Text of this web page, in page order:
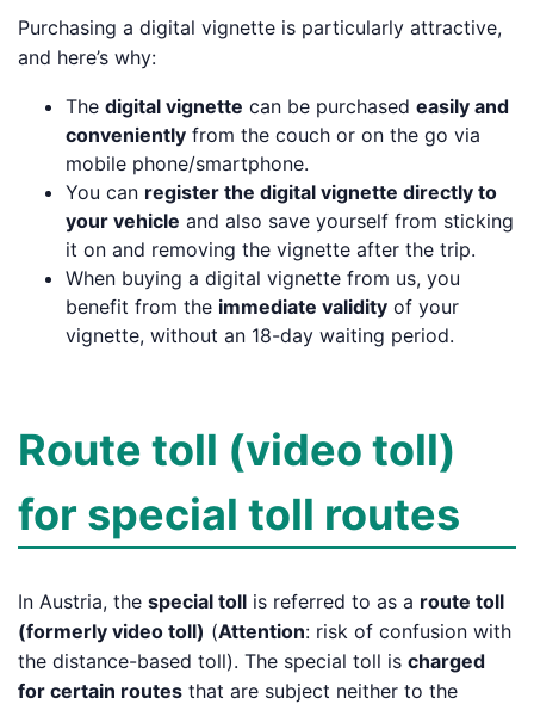
Purchasing a digital vignette is particularly attractive,
and here’s why:
The digital vignette can be purchased easily and
conveniently from the couch or on the go via
mobile phone/smartphone.
You can register the digital vignette directly to
your vehicle and also save yourself from sticking
it on and removing the vignette after the trip.
When buying a digital vignette from us, you
benefit from the immediate validity of your
vignette, without an 18-day waiting period.
Route toll (video toll)
for special toll routes
In Austria, the special toll is referred to as a route toll
(formerly video toll) (Attention: risk of confusion with
the distance-based toll). The special toll is charged
for certain routes that are subject neither to the